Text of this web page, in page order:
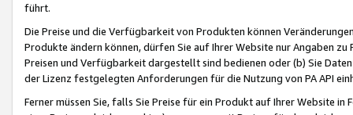
führt.
Die Preise und die Verfügbarkeit von Produkten können
Produkte ändern können, dürfen Sie auf Ihrer Website nur Angaben
Preisen und Verfügbarkeit dargestellt sind bedienen oder (b) Sie
der Lizenz festgelegten Anforderungen für die Nutzung von PA API
Ferner müssen Sie, falls Sie Preise für ein Produkt auf Ihrer Website